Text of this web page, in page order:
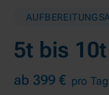
5t bis
ab 399 € pro